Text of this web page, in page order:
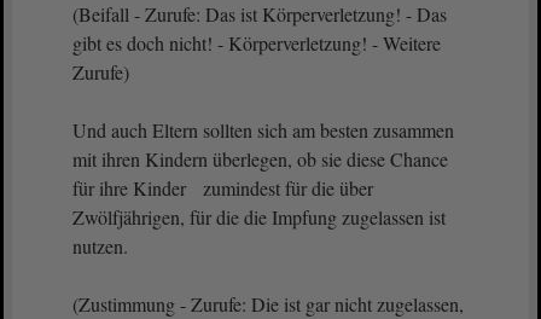
(Beifall - Zurufe: Das ist Körperverletzung! - Das
gibt es doch nicht! - Körperverletzung! - Weitere
Zurufe)
Und auch Eltern sollten sich am besten zusammen
mit ihren Kindern überlegen, ob sie diese Chance
für ihre Kinder zumindest für die über
Zwölfjährigen, für die die Impfung zugelassen ist
nutzen.
(Zustimmung - Zurufe: Die ist gar nicht zugelassen,